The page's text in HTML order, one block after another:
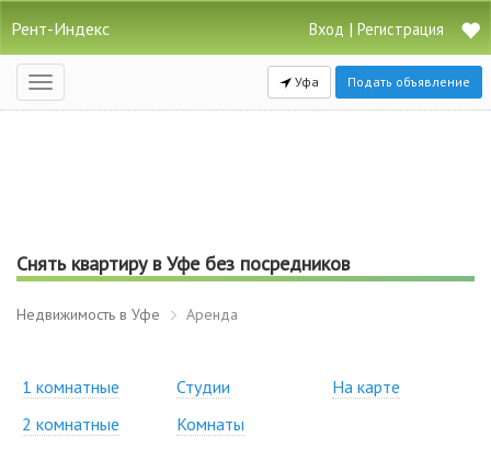
Рент-Индекс Вход | Регистрация
Открыть
навигацию
Уфа Подать объявление
Снять квартиру в Уфе без посредников
Недвижимость в Уфе Аренда
1 комнатные
2 комнатные
Студии
Комнаты
На карте